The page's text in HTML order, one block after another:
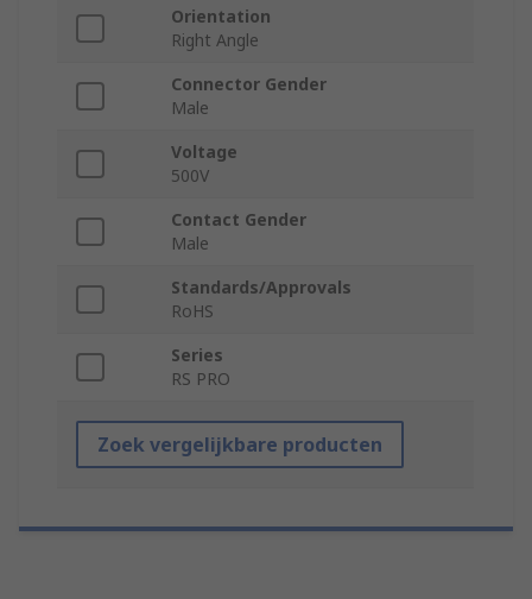
Orientation
Right Angle
Connector Gender
Male
Voltage
500V
Contact Gender
Male
Standards/Approvals
RoHS
Series
RS PRO
Zoek vergelijkbare producten